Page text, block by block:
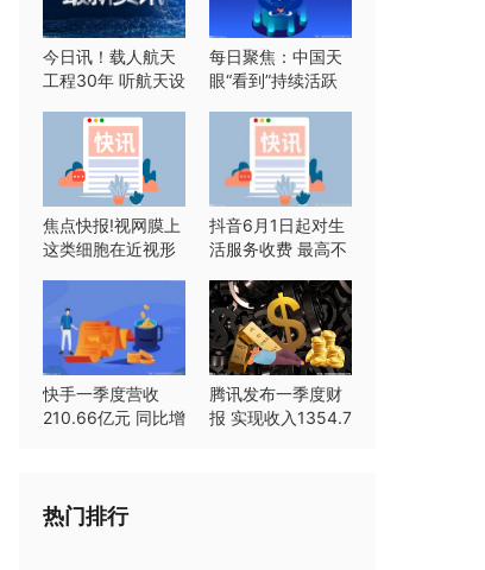
今日讯！载人航天
工程30年 听航天设
每日聚焦：中国天
眼“看到”持续活跃
焦点快报!视网膜上
这类细胞在近视形
抖音6月1日起对生
活服务收费 最高不
快手一季度营收
210.66亿元 同比增
腾讯发布一季度财
报 实现收入1354.7
热门排行